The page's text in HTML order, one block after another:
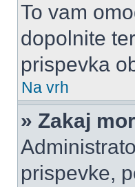
To vam
dopolnite
prispevka
Na vrh
» Zakaj
prispevke,